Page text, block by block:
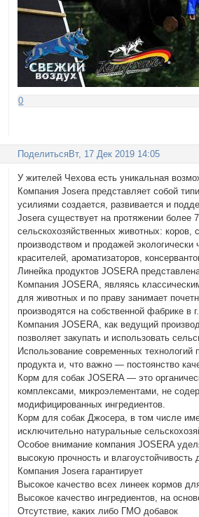
0
ПоделитьсяВт, 17 Дек 2019 14:05
У жителей Чехова есть уникальная
Компания Josera представляет собой
усилиями создается, развивается и
Josera существует на протяжении более
сельскохозяйственных животных:
производством и продажей
красителей, ароматизаторов,
Линейка продуктов JOSERA
Компания JOSERA, являясь
для животных и по праву занимает
производятся на собственной фабрике в
Компания JOSERA, как ведущий
позволяет закупать и использовать
Использование современных технологий
продукта и, что важно — постоянство
Корм для собак JOSERA — это
комплексами, микроэлементами, не
модифицированных ингредиентов.
Корм для собак Джосера, в том числе
исключительно натуральные
Особое внимание компания JOSERA
высокую прочность и
Компания Josera гарантирует
Высокое качество всех линеек кормов
Высокое качество ингредиентов, на
Отсутствие, каких либо ГМО добавок